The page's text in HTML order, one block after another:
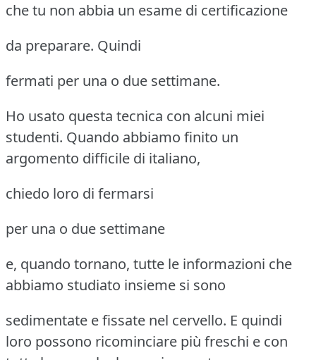
che tu non abbia un esame di certificazione
da preparare. Quindi
fermati per una o due settimane.
Ho usato questa tecnica con alcuni miei
studenti. Quando abbiamo finito un
argomento difficile di italiano,
chiedo loro di fermarsi
per una o due settimane
e, quando tornano, tutte le informazioni che
abbiamo studiato insieme si sono
sedimentate e fissate nel cervello. E quindi
loro possono ricominciare più freschi e con